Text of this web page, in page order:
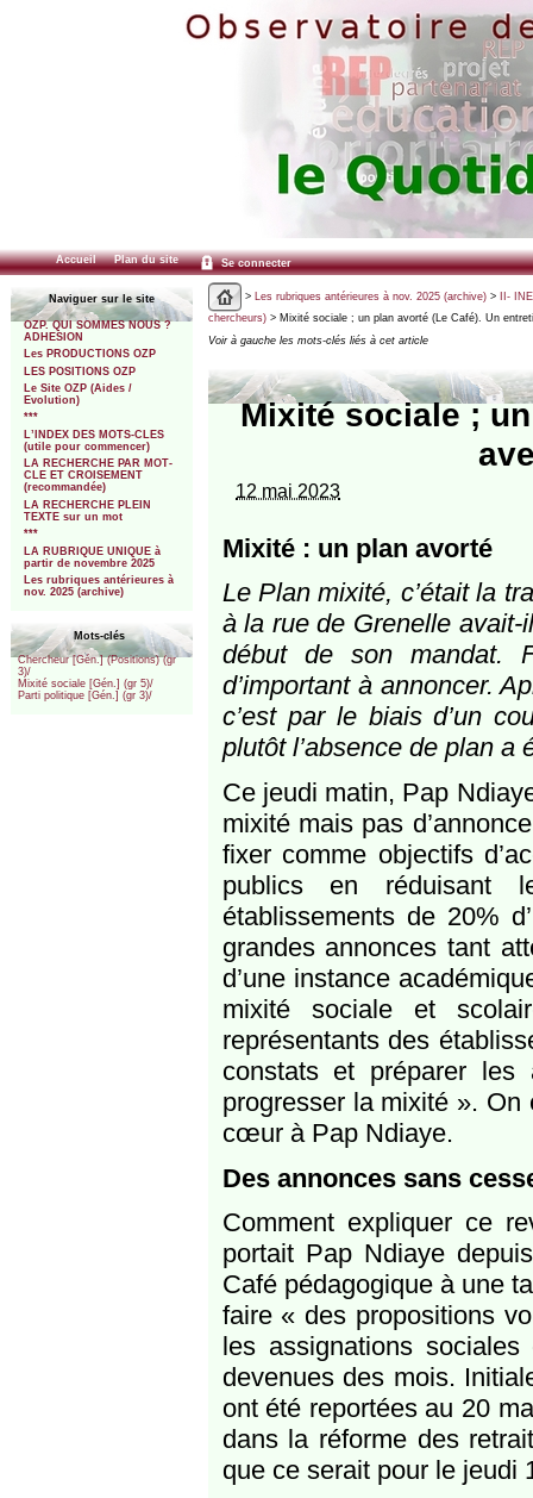
Accueil Plan du site Se connecter
Naviguer sur le site
OZP. QUI SOMMES NOUS ?
ADHESION
Les PRODUCTIONS OZP
LES POSITIONS OZP
Le Site OZP (Aides /
Evolution)
***
L’INDEX DES MOTS-CLES
(utile pour commencer)
LA RECHERCHE PAR MOT-
CLE ET CROISEMENT
(recommandée)
LA RECHERCHE PLEIN
TEXTE sur un mot
***
LA RUBRIQUE UNIQUE à
partir de novembre 2025
Les rubriques antérieures à
nov. 2025 (archive)
Mots-clés
Chercheur [Gén.] (Positions) (gr
3)/
Mixité sociale [Gén.] (gr 5)/
Parti politique [Gén.] (gr 3)/
> Les rubriques antérieures à nov. 2025 (archive)>
II-
chercheurs)> Mixité sociale ; un plan avorté (Le Café). Un
Voir à gauche les mots-clés liés à cet article
Mixité sociale ;
12 mai 2023
Mixité : un plan avorté
Le Plan mixité, c’était la
à la rue de Grenelle avait-
début de son mandat.
d’important à annoncer.
c’est par le biais d’un
plutôt l’absence de plan a
Ce jeudi matin, Pap
mixité mais pas
fixer comme objectifs
publics en réduisant
établissements de 20%
grandes annonces tant
d’une instance
mixité sociale et
représentants des
constats et préparer les
progresser la mixité ».
cœur à Pap Ndiaye.
Des annonces sans
Comment expliquer ce
portait Pap Ndiaye
Café pédagogique à une
faire « des propositions
les assignations
devenues des mois.
ont été reportées au 20
dans la réforme des
que ce serait pour le jeudi